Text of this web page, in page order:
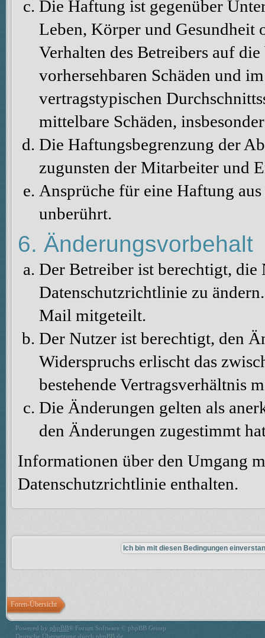
Die Haftung ist gegenüber
Leben, Körper und Gesundheit
Verhalten des Betreibers auf
vorhersehbaren Schäden und
vertragstypischen
mittelbare Schäden,
Die Haftungsbegrenzung der
zugunsten der Mitarbeiter und
Ansprüche für eine Haftung
unberührt.
6. Änderungsvorbehalt
Der Betreiber ist berechtigt,
Datenschutzrichtlinie zu
Mail mitgeteilt.
Der Nutzer ist berechtigt, den
Widerspruchs erlischt das
bestehende Vertragsverhältnis
Die Änderungen gelten als
den Änderungen zugestimmt
Informationen über den Umgang
Datenschutzrichtlinie enthalten.
Foren-Übersicht
Powered by phpBB® Forum Software © phpBB Group
Deutsche Übersetzung durch phpBB.de